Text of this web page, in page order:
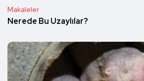
Makaleler
Nerede Bu Uzaylılar?